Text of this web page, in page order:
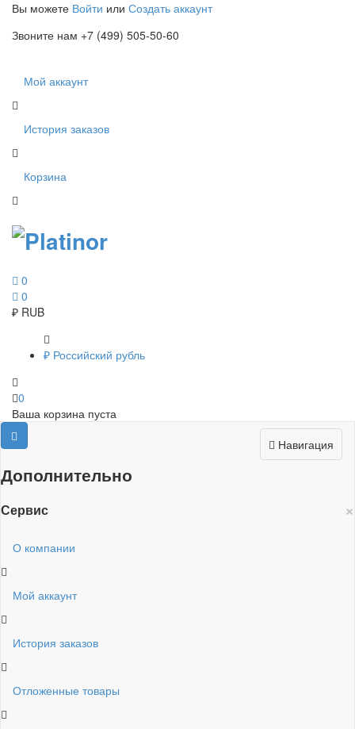
Вы можете Войти или Создать аккаунт
Звоните нам +7 (499) 505-50-60
Мой аккаунт
История заказов
Корзина
0
0
₽ RUB
₽ Российский рубль
0
Ваша корзина пуста
Навигация
Дополнительно
×
Сервис
О компании
Мой аккаунт
История заказов
Отложенные товары